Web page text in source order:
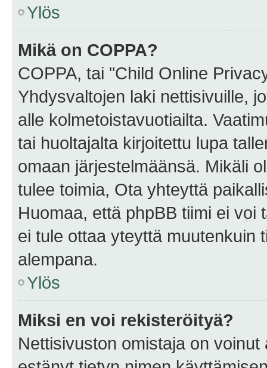
Ylös
Mikä on COPPA?
COPPA, tai "Child Online
Yhdysvaltojen laki nettisivuille,
alle kolmetoistavuotiailta.
tai huoltajalta kirjoitettu lupa
omaan järjestelmäänsä. Mikäli
tulee toimia, Ota yhteyttä
Huomaa, että phpBB tiimi ei
ei tule ottaa yteyttä muutenkuin
alempana.
Ylös
Miksi en voi rekisteröityä?
Nettisivuston omistaja on